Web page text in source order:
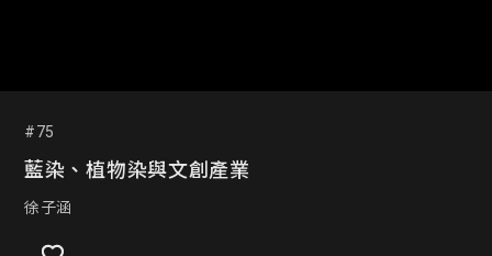
#75
藍染、植物染與文創產業
徐子涵